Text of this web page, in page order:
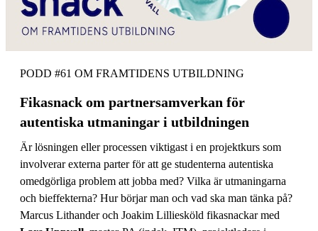
PODD #61 OM FRAMTIDENS UTBILDNING
Fikasnack om partnersamverkan för
autentiska utmaningar i utbildningen
Är lösningen eller processen viktigast i en projektkurs som
involverar externa parter för att ge studenterna autentiska
omedgörliga problem att jobba med? Vilka är utmaningarna
och bieffekterna? Hur börjar man och vad ska man tänka på?
Marcus Lithander och Joakim Lilliesköld fikasnackar med